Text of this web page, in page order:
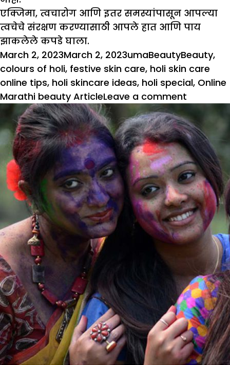
एक्जिमा, त्वचारोग आणि इतर समस्यांपासून आपल्या
त्वचेचे संरक्षण करण्यासाठी आपले हात आणि पाय
झाकलेले कपडे घाला.
Posted
on
March 2, 2023March 2, 2023Author
umaCategories
BeautyTags
Beauty,
colours of holi, festive skin care, holi skin care
online tips, holi skincare ideas, holi special, Online
Marathi beauty ArticleLeave a comment
Holi
Special
:
रंग
स्वतःचे
संरक्षण
कसे
करावे